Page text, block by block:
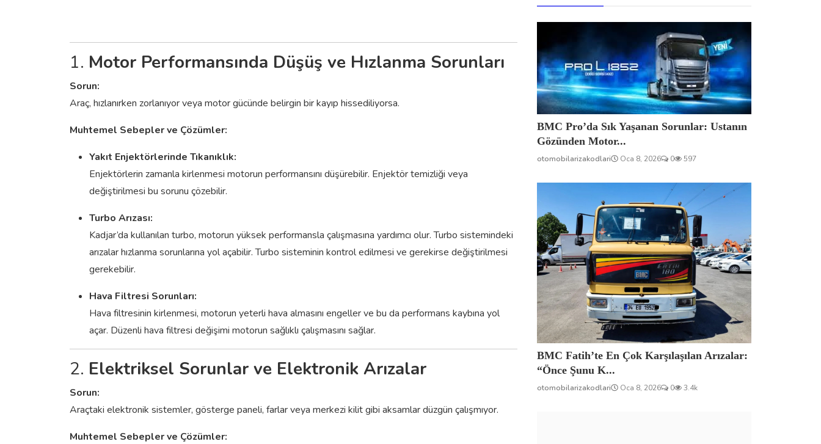
1. Motor Performansında Düşüş ve Hızlanma Sorunları
Sorun:
Araç, hızlanırken zorlanıyor veya motor gücünde belirgin bir kayıp hissediliyorsa.
Muhtemel Sebepler ve Çözümler:
Yakıt Enjektörlerinde Tıkanıklık:
Enjektörlerin zamanla kirlenmesi motorun performansını düşürebilir. Enjektör temizliği veya
değiştirilmesi bu sorunu çözebilir.
Turbo Arızası:
Kadjar’da kullanılan turbo, motorun yüksek performansla çalışmasına yardımcı olur. Turbo sistemindeki
arızalar hızlanma sorunlarına yol açabilir. Turbo sisteminin kontrol edilmesi ve gerekirse değiştirilmesi
gerekebilir.
Hava Filtresi Sorunları:
Hava filtresinin kirlenmesi, motorun yeterli hava almasını engeller ve bu da performans kaybına yol
açar. Düzenli hava filtresi değişimi motorun sağlıklı çalışmasını sağlar.
2. Elektriksel Sorunlar ve Elektronik Arızalar
Sorun:
Araçtaki elektronik sistemler, gösterge paneli, farlar veya merkezi kilit gibi aksamlar düzgün çalışmıyor.
Muhtemel Sebepler ve Çözümler:
BMC Pro’da Sık Yaşanan Sorunlar: Ustanın
Gözünden Motor...
otomobilarizakodlari Oca 8, 2026 0 597
BMC Fatih’te En Çok Karşılaşılan Arızalar:
“Önce Şunu K...
otomobilarizakodlari Oca 8, 2026 0 3.4k